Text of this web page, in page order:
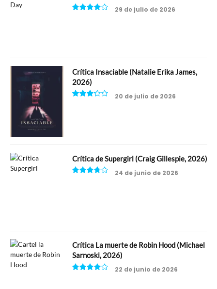
29 de julio de 2026
Crítica Insaciable (Natalie Erika James,
2026)
20 de julio de 2026
Crítica de Supergirl (Craig Gillespie, 2026)
24 de junio de 2026
Crítica La muerte de Robin Hood (Michael
Sarnoski, 2026)
22 de junio de 2026